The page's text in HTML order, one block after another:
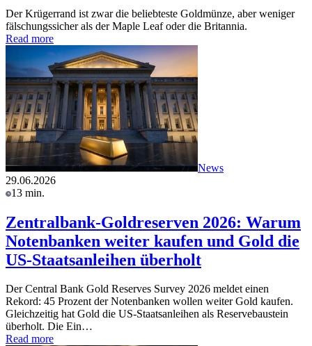
Der Krügerrand ist zwar die beliebteste Goldmünze, aber weniger
fälschungssicher als der Maple Leaf oder die Britannia.
Read more
News
29.06.2026
13 min.
Zentralbank-Goldreserven 2026: Warum
Notenbanken weiter kaufen und Gold die
US-Staatsanleihen überholt
Der Central Bank Gold Reserves Survey 2026 meldet einen
Rekord: 45 Prozent der Notenbanken wollen weiter Gold kaufen.
Gleichzeitig hat Gold die US-Staatsanleihen als Reservebaustein
überholt. Die Ein…
Read more